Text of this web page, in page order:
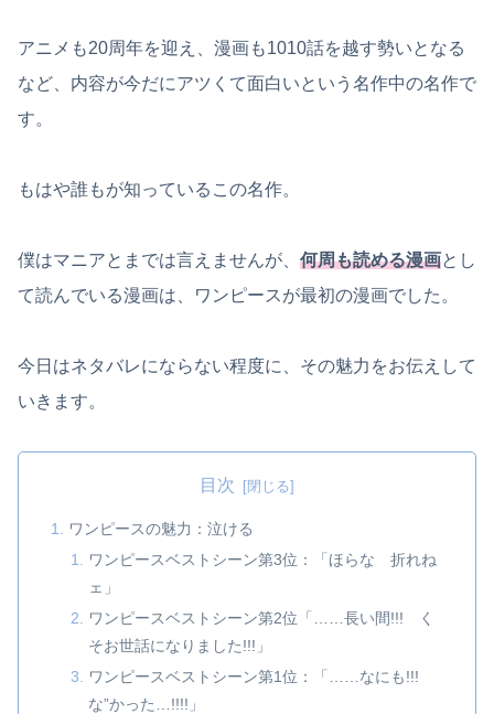
アニメも20周年を迎え、漫画も1010話を越す勢いとなる
など、内容が今だにアツくて面白いという名作中の名作で
す。
もはや誰もが知っているこの名作。
僕はマニアとまでは言えませんが、 何周も読める漫画とし
て読んでいる漫画は、ワンピースが最初の漫画でした。
今日はネタバレにならない程度に、その魅力をお伝えして
いきます。
目次
ワンピースの魅力：泣ける
ワンピースベストシーン第3位：「ほらな 折れね
ェ」
ワンピースベストシーン第2位「……長い間!!! く
そお世話になりました!!!」
ワンピースベストシーン第1位：「……なにも!!!
な”かった…!!!!」